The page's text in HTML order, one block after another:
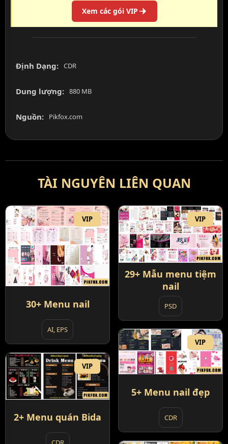
Xem các gói VIP
Định Dạng: CDR
Dung lượng: 880 MB
Nguồn: Pikfox.com
TÀI NGUYÊN LIÊN QUAN
VIP
30+ Menu nail
AI, EPS
VIP
29+ Mẫu menu tiệm
nail
PSD
VIP
5+ Menu nail đẹp
CDR
VIP
2+ Menu quán Bida